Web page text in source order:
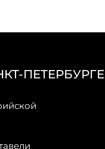
ПЕТЕРБУРГЕ